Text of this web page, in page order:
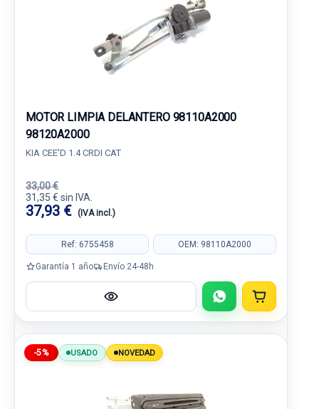
MOTOR LIMPIA DELANTERO 98110A2000
98120A2000
KIA CEE'D 1.4 CRDI CAT
33,00 €
31,35 € sin IVA.
37,93 € (IVA incl.)
Ref: 6755458 OEM: 98110A2000
Garantía 1 año Envío 24-48h
-5% USADO NOVEDAD